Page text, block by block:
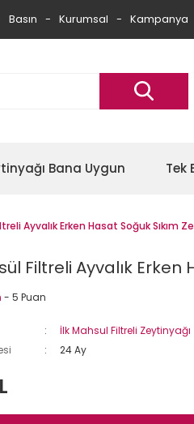
Basın Kurumsal Kampanya
Bana Uygun Tek
Ayvalık Erken Hasat Soğuk Sıkım
Filtreli Ayvalık Erken
- 5 Puan
İlk Mahsul Filtreli Zeytinyağı
24 Ay